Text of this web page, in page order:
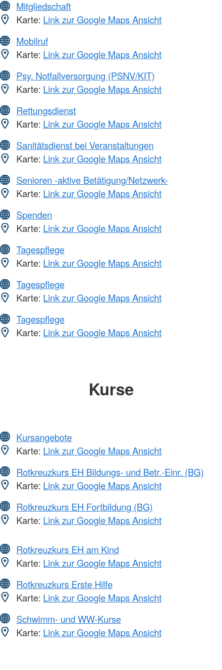
Mitgliedschaft
Karte: Link zur Google Maps Ansicht
Mobilruf
Karte: Link zur Google Maps Ansicht
Psy. Notfallversorgung (PSNV/KIT)
Karte: Link zur Google Maps Ansicht
Rettungsdienst
Karte: Link zur Google Maps Ansicht
Sanitätsdienst bei Veranstaltungen
Karte: Link zur Google Maps Ansicht
Senioren -aktive Betätigung/Netzwerk-
Karte: Link zur Google Maps Ansicht
Spenden
Karte: Link zur Google Maps Ansicht
Tagespflege
Karte: Link zur Google Maps Ansicht
Tagespflege
Karte: Link zur Google Maps Ansicht
Tagespflege
Karte: Link zur Google Maps Ansicht
Kurse
Kursangebote
Karte: Link zur Google Maps Ansicht
Rotkreuzkurs EH Bildungs- und Betr.-Einr. (BG)
Karte: Link zur Google Maps Ansicht
Rotkreuzkurs EH Fortbildung (BG)
Karte: Link zur Google Maps Ansicht
Rotkreuzkurs EH am Kind
Karte: Link zur Google Maps Ansicht
Rotkreuzkurs Erste Hilfe
Karte: Link zur Google Maps Ansicht
Schwimm- und WW-Kurse
Karte: Link zur Google Maps Ansicht